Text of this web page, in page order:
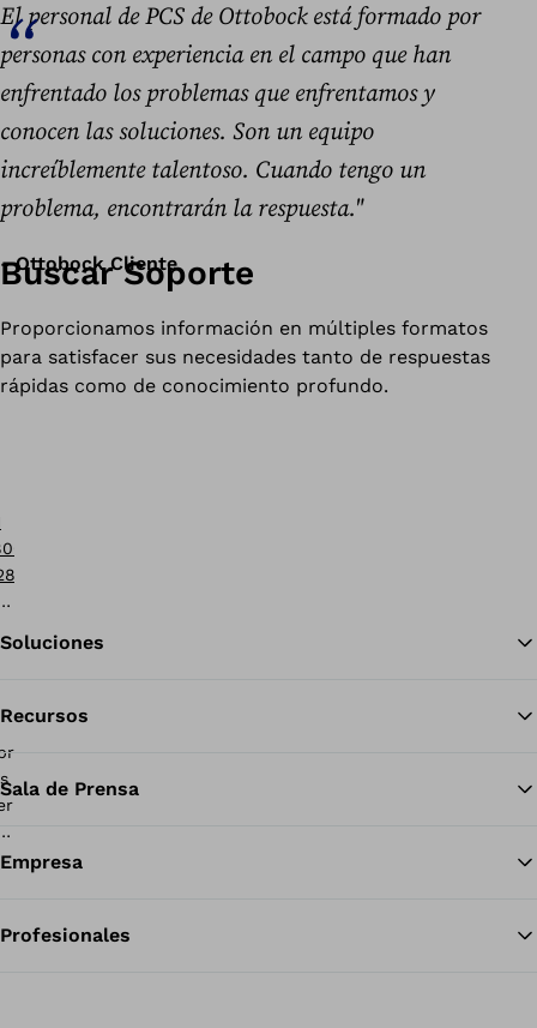
El personal de PCS de Ottobock está formado por
personas con experiencia en el campo que han
enfrentado los problemas que enfrentamos y
conocen las soluciones. Son un equipo
increíblemente talentoso. Cuando tengo un
problema, encontrarán la respuesta."
- Ottobock Cliente
Buscar Soporte
Proporcionamos información en múltiples formatos
para satisfacer sus necesidades tanto de respuestas
rápidas como de conocimiento profundo.
Soluciones
Recursos
Sala de Prensa
Empresa
Profesionales